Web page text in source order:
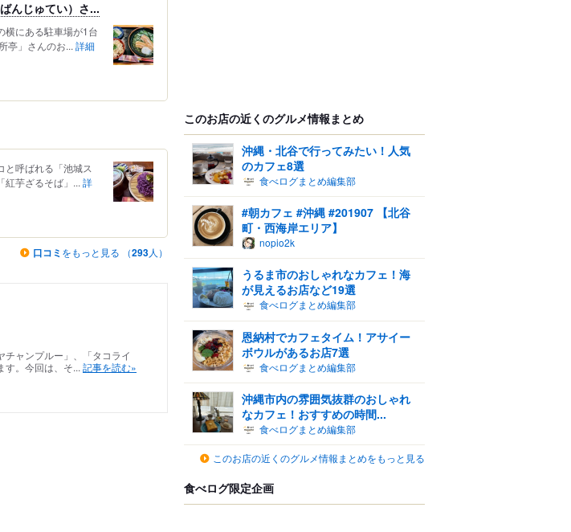
んじゅてい）さ...
横にある駐車場が1台
亭」さんのお... 詳細
と呼ばれる「池城ス
紅芋ざるそば」... 詳
口コミ をもっと見る （293人）
ャンプルー」、「タコライ
す。今回は、そ... 記事を読む»
このお店の近くのグルメ情報まとめ
沖縄・北谷で行ってみたい！人気
のカフェ8選
食べログまとめ編集部
#朝カフェ #沖縄 #201907 【北谷
町・西海岸エリア】
nopio2k
うるま市のおしゃれなカフェ！海
が見えるお店など19選
食べログまとめ編集部
恩納村でカフェタイム！アサイー
ボウルがあるお店7選
食べログまとめ編集部
沖縄市内の雰囲気抜群のおしゃれ
なカフェ！おすすめの時間...
食べログまとめ編集部
このお店の近くのグルメ情報まとめをもっと見る
食べログ限定企画